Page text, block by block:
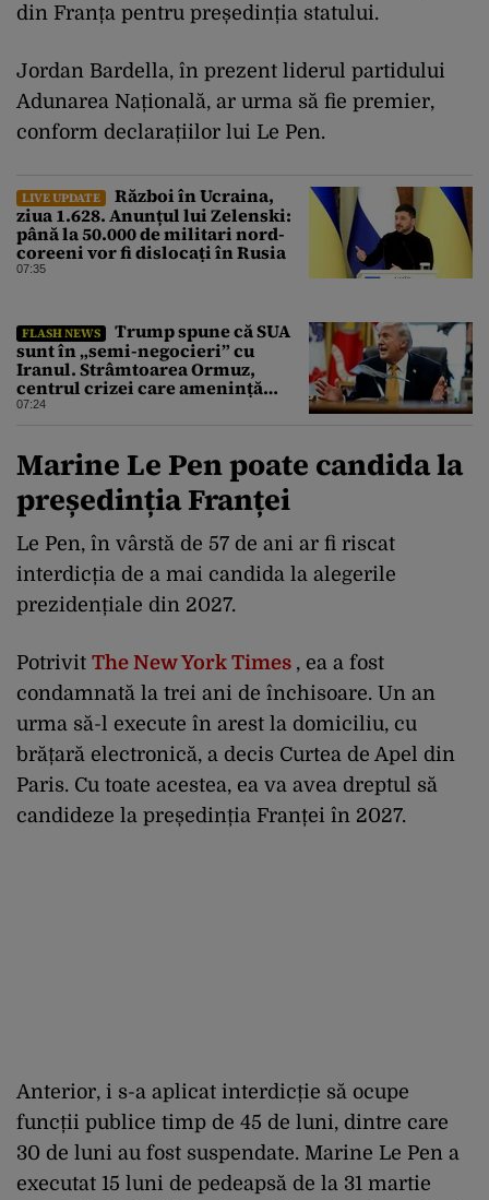
din Franța pentru președinția statului.
Jordan Bardella, în prezent liderul partidului
Adunarea Națională, ar urma să fie premier,
conform declarațiilor lui Le Pen.
LIVE UPDATE
Război în Ucraina,
ziua 1.628. Anunțul lui Zelenski:
până la 50.000 de militari nord-
coreeni vor fi dislocați în Rusia
07:35
FLASH NEWS
Trump spune că SUA
sunt în „semi-negocieri” cu
Iranul. Strâmtoarea Ormuz,
centrul crizei care amenință
piața mondială a petrolului
07:24
Marine Le Pen poate candida la
președinția Franței
Le Pen, în vârstă de 57 de ani ar fi riscat
interdicția de a mai candida la alegerile
prezidențiale din 2027.
Potrivit The New York Times , ea a fost
condamnată la trei ani de închisoare. Un an
urma să-l execute în arest la domiciliu, cu
brățară electronică, a decis Curtea de Apel din
Paris. Cu toate acestea, ea va avea dreptul să
candideze la președinția Franței în 2027.
Anterior, i s-a aplicat interdicție să ocupe
funcții publice timp de 45 de luni, dintre care
30 de luni au fost suspendate. Marine Le Pen a
executat 15 luni de pedeapsă de la 31 martie